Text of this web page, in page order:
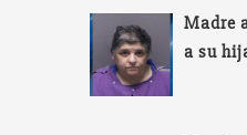
Madre
a su